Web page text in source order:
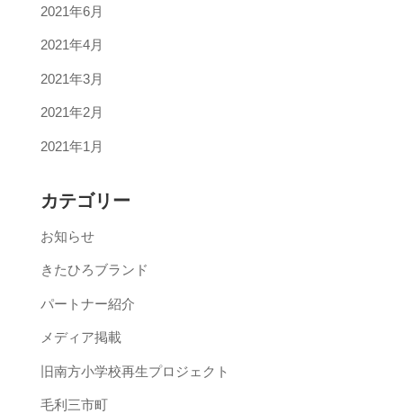
2021年6月
2021年4月
2021年3月
2021年2月
2021年1月
カテゴリー
お知らせ
きたひろブランド
パートナー紹介
メディア掲載
旧南方小学校再生プロジェクト
毛利三市町